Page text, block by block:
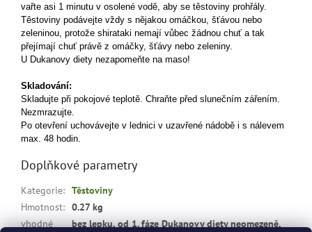
vařte asi 1 minutu v osolené vodě, aby se těstoviny prohřály.
Těstoviny podávejte vždy s nějakou omáčkou, šťávou nebo
zeleninou, protože shirataki nemají vůbec žádnou chuť a tak
přejímají chuť právě z omáčky, šťávy nebo zeleniny.
U Dukanovy diety nezapomeňte na maso!
Skladování:
Skladujte při pokojové teplotě. Chraňte před slunečním zářením.
Nezmrazujte.
Po otevření uchovávejte v lednici v uzavřené nádobě i s nálevem
max. 48 hodin.
Doplňkové parametry
Kategorie: Těstoviny
Hmotnost: 0.27 kg
vhodné
bez lepku, od 1. fáze Dukanovy diety neomezeně,